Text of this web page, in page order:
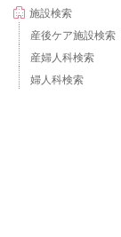
施設検索
産後ケア施設検索
産婦人科検索
婦人科検索